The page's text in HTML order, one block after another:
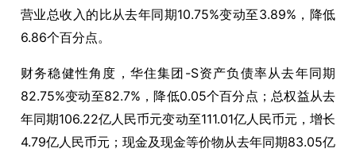
营业总收入的比从去年同期10.75%变动至3.89%，降低
6.86个百分点。
财务稳健性角度，华住集团-S资产负债率从去年同期
82.75%变动至82.7%，降低0.05个百分点；总权益从去
年同期106.22亿人民币元变动至111.01亿人民币元，增长
4.79亿人民币元；现金及现金等价物从去年同期83.05亿